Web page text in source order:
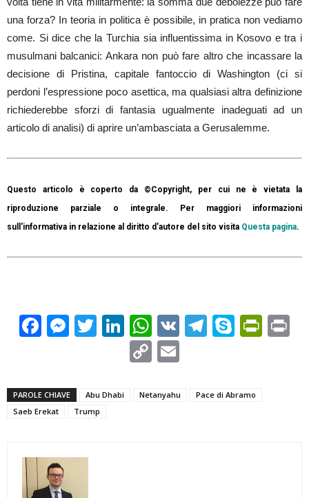
una forza? In teoria in politica è possibile, in pratica non vediamo
come. Si dice che la Turchia sia influentissima in Kosovo e tra i
musulmani balcanici: Ankara non può fare altro che incassare la
decisione di Pristina, capitale fantoccio di Washington (ci si
perdoni l’espressione poco asettica, ma qualsiasi altra definizione
richiederebbe sforzi di fantasia ugualmente inadeguati ad un
articolo di analisi) di aprire un’ambasciata a Gerusalemme.
Questo articolo è coperto da ©Copyright, per cui ne è vietata la
riproduzione parziale o integrale. Per maggiori informazioni
sull'informativa in relazione al diritto d'autore del sito visita Questa pagina.
Facebook
Messenger
TwitterLinkedIn
WhatsApp
VK Telegram
Skype
Copy
PAROLE CHIAVE Abu Dhabi Netanyahu
Pace di Abramo
Saeb Erekat
Trump